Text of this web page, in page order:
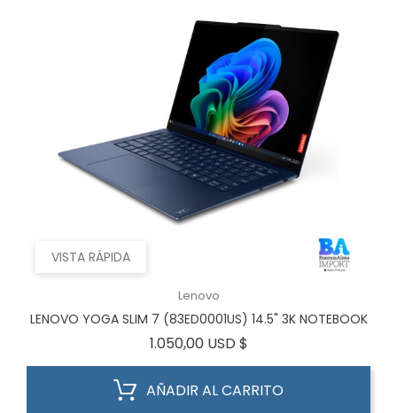
VISTA RÁPIDA
Lenovo
LENOVO YOGA SLIM 7 (83ED0001US) 14.5" 3K NOTEBOOK
1.050,00 USD $
AÑADIR AL CARRITO